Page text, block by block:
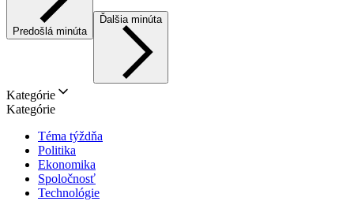
Predošlá minúta
Ďalšia minúta
Kategórie
Kategórie
Téma týždňa
Politika
Ekonomika
Spoločnosť
Technológie